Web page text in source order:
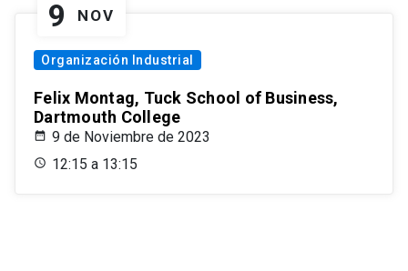
9 NOV
Organización Industrial
Felix Montag, Tuck School of Business,
Dartmouth College
9 de Noviembre de 2023
12:15 a 13:15